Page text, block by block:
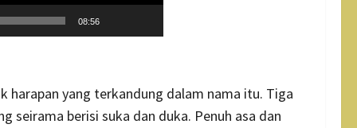
08:56
harapan yang terkandung dalam nama itu. Tiga
seirama berisi suka dan duka. Penuh asa dan